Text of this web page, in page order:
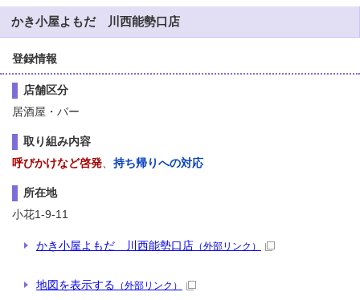
かき小屋よもだ 川西能勢口店
登録情報
店舗区分
居酒屋・バー
取り組み内容
呼びかけなど啓発、 持ち帰りへの対応
所在地
小花1-9-11
かき小屋よもだ 川西能勢口店 （外部リンク）
地図を表示する （外部リンク）